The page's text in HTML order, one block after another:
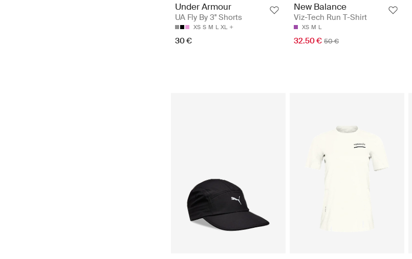
Under Armour
UA Fly By 3'' Shorts
XS S M L XL
30 €
New Balance
Viz-Tech Run T-Shirt
XS M L
32.50 € 50 €